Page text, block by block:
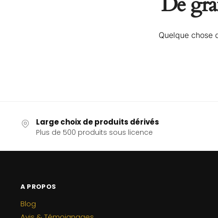
Quelque chose
Large choix de produits dérivés
Plus de 500 produits sous licence
A PROPOS
Blog